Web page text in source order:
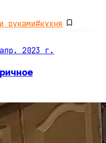
руками#кухня
2023 г.